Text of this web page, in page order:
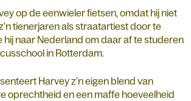
op de eenwieler fietsen, omdat hij niet
tienerjaren als straatartiest door te
hij naar Nederland om daar af te studeren
in Rotterdam.
Harvey z'n eigen blend van
oprechtheid en een maffe hoeveelheid